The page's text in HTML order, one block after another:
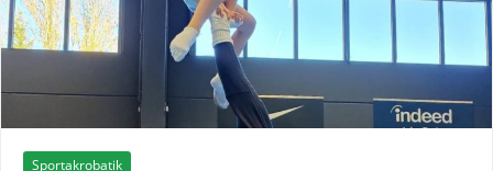
Sportakrobatik